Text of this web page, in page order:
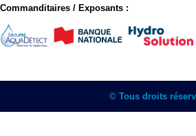
Commanditaires / Exposants :
© Tous droits